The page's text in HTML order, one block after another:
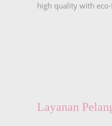
high quality with
Layanan